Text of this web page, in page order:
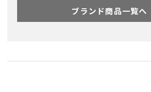
ブランド商品一覧へ